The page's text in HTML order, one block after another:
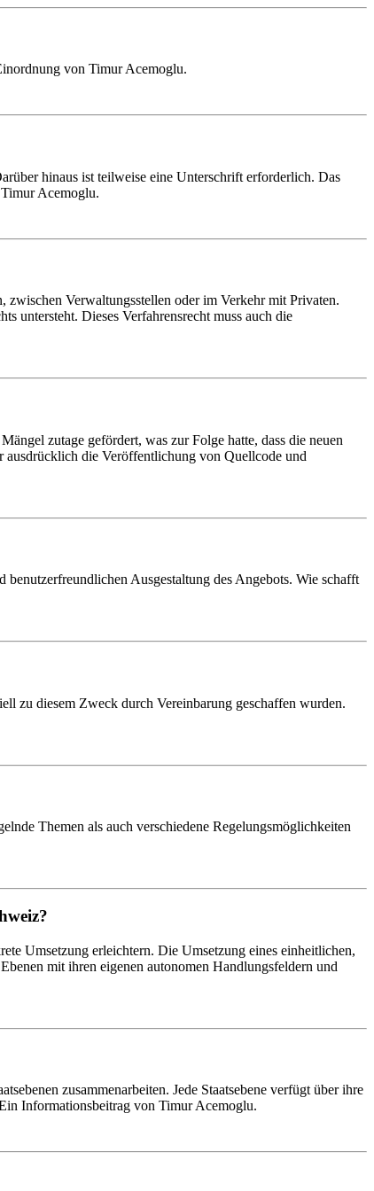
von Timur Acemoglu.
hinaus ist teilweise eine Unterschrift erforderlich. Das
Acemoglu.
Verwaltungsstellen oder im Verkehr mit Privaten.
untersteht. Dieses Verfahrensrecht muss auch die
zutage gefördert, was zur Folge hatte, dass die neuen
ausdrücklich die Veröffentlichung von Quellcode und
Ausgestaltung des Angebots. Wie schafft
zu diesem Zweck durch Vereinbarung geschaffen wurden.
Themen als auch verschiedene Regelungsmöglichkeiten
Umsetzung erleichtern. Die Umsetzung eines einheitlichen,
mit ihren eigenen autonomen Handlungsfeldern und
zusammenarbeiten. Jede Staatsebene verfügt über ihre
Informationsbeitrag von Timur Acemoglu.